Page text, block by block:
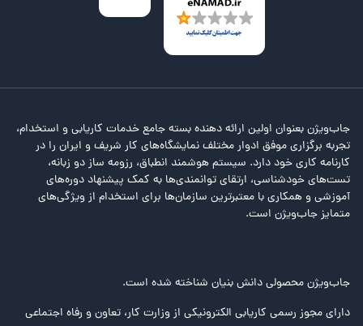
جاب‌ویژن بعنوان اولین ارائه دهنده بسته جامع خدمات کاریابی و استخدام،
تجربه برگزاری موفق ادوار مختلف نمایشگاه‌های کار شریف و ایران را در
کارنامه کاری خود دارد. سیستم هوشمند انطباق، رزومه ساز دو زبانه،
تست‌های خودشناسی، ارتقای توانمندی‌ها به کمک پیشنهاد دوره‌های
آموزشی و همکاری با معتبرترین سازمان‌ها برای استخدام از ویژگی‌های
متمایز جاب‌ویژن است.
جاب‌ویژن محصولی دانش بنیان شناخته شده است.
دارای مجوز رسمی کاریابی الکترونیکی از وزارت کار، تعاون و رفاه اجتماعی